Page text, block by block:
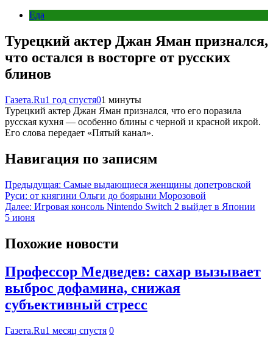
Еда
Турецкий актер Джан Яман признался,
что остался в восторге от русских
блинов
Газета.Ru1 год спустя01 минуты
Турецкий актер Джан Яман признался, что его поразила
русская кухня — особенно блины с черной и красной икрой.
Его слова передает «Пятый канал».
Навигация по записям
Предыдущая: Самые выдающиеся женщины допетровской
Руси: от княгини Ольги до боярыни Морозовой
Далее: Игровая консоль Nintendo Switch 2 выйдет в Японии
5 июня
Похожие новости
Профессор Медведев: сахар вызывает
выброс дофамина, снижая
субъективный стресс
Газета.Ru1 месяц спустя 0